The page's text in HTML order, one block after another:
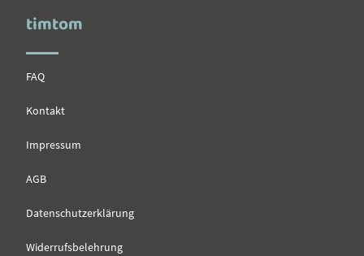
timtom
FAQ
Kontakt
Impressum
AGB
Datenschutzerklärung
Widerrufsbelehrung